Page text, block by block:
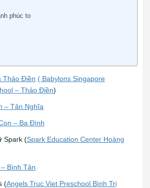
phúc to
Thảo Điền ( Babylons Singapore
– Thảo Điền)
– Tân Nghĩa
– Ba Đình
Spark (Spark Education Center Hoàng
Bình Tân
(Angels Truc Viet Preschool Bình Trị